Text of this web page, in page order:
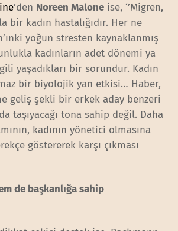
’den Noreen Malone ise, ‘’Migren,
bir kadın hastalığıdır. Her ne
yoğun stresten kaynaklanmış
kadınların adet dönemi ya
yaşadıkları bir sorundur. Kadın
bir biyolojik yan etkisi… Haber,
geliş şekli bir erkek aday benzeri
taşıyacağı tona sahip değil. Daha
kadının yönetici olmasına
göstererek karşı çıkması
de başkanlığa sahip